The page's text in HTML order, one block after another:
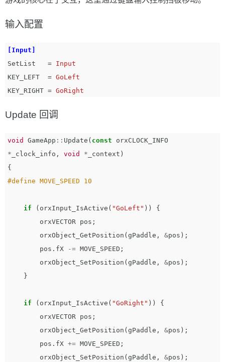
输入配置
[Input]
SetList
= Input
KEY_LEFT
= GoLeft
KEY_RIGHT = GoRight
Update 回调
void GameApp :: Update ( const
orxCLOCK_INFO
* _clock_info , void * _context )
{
if ( orxInput_IsActive ( "GoLeft" ))
{
orxVECTOR pos ;
orxObject_GetPosition ( gPaddle , &pos );
pos . fX -= MOVE_SPEED ;
orxObject_SetPosition ( gPaddle , &pos );
}
if ( orxInput_IsActive ( "GoRight" ))
{
orxVECTOR pos ;
orxObject_GetPosition ( gPaddle , &pos );
pos . fX += MOVE_SPEED ;
orxObject_SetPosition ( gPaddle , &pos );